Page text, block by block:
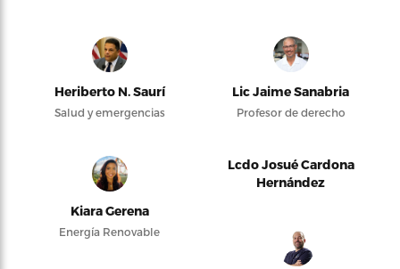
Heriberto N. Saurí
Salud y emergencias
Lic Jaime Sanabria
Profesor de derecho
Kiara Gerena
Energía Renovable
Lcdo Josué Cardona
Hernández